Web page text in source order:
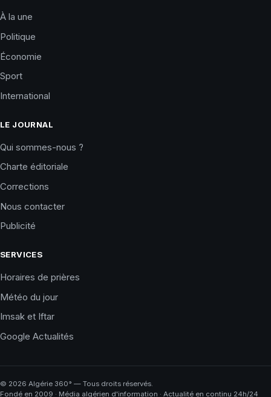
À la une
Politique
Économie
Sport
International
LE JOURNAL
Qui sommes-nous ?
Charte éditoriale
Corrections
Nous contacter
Publicité
SERVICES
Horaires de prières
Météo du jour
Imsak et Iftar
Google Actualités
© 2026 Algérie 360° — Tous droits réservés.
Fondé en 2009 · Média algérien d'information · Actualité en continu 24h/24